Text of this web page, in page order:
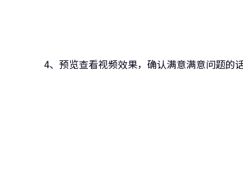
4、预览查看视频效果，确认满意满意问题的